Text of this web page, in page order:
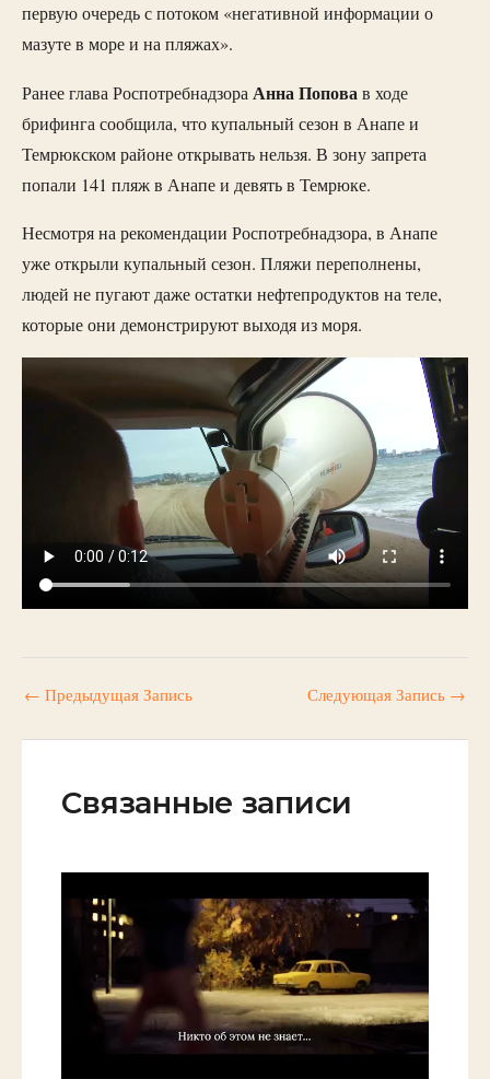
первую очередь с потоком «негативной информации о
мазуте в море и на пляжах».
Ранее глава РоспотребнадзораАнна Поповав ходе
брифинга сообщила, что купальный сезон в Анапе и
Темрюкском районе открывать нельзя. В зону запрета
попали 141 пляж в Анапе и девять в Темрюке.
Несмотря на рекомендации Роспотребнадзора, в Анапе
уже открыли купальный сезон. Пляжи переполнены,
людей не пугают даже остатки нефтепродуктов на теле,
которые они демонстрируют выходя из моря.
← Предыдущая Запись Следующая Запись →
Связанные записи